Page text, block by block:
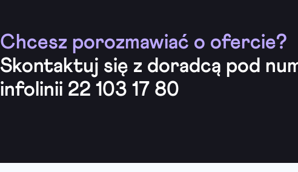
Chcesz porozmawiać o ofercie?
Skontaktuj się z doradcą pod
infolinii 22 103 17 80